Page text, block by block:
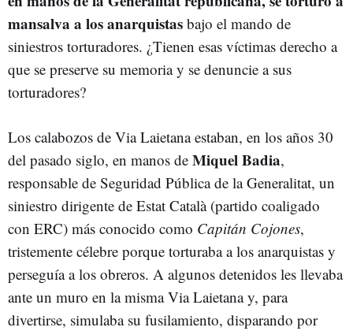
mansalva a los anarquistas bajo el mando de
siniestros torturadores. ¿Tienen esas víctimas derecho a
que se preserve su memoria y se denuncie a sus
torturadores?
Los calabozos de Via Laietana estaban, en los años 30
del pasado siglo, en manos de Miquel Badia,
responsable de Seguridad Pública de la Generalitat, un
siniestro dirigente de Estat Català (partido coaligado
con ERC) más conocido como Capitán Cojones,
tristemente célebre porque torturaba a los anarquistas y
perseguía a los obreros. A algunos detenidos les llevaba
ante un muro en la misma Via Laietana y, para
divertirse, simulaba su fusilamiento, disparando por